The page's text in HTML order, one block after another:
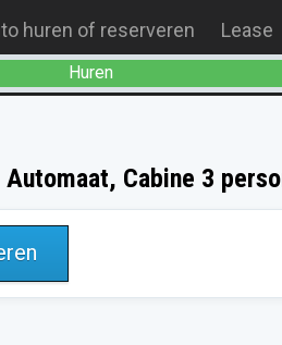
huren of reserveren Lease
Huren
Cabine 3